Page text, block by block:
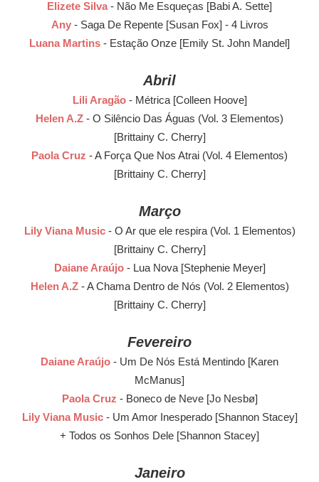
Elizete Silva - Não Me Esqueças [Babi A. Sette]
Any - Saga De Repente [Susan Fox] - 4 Livros
Luana Martins - Estação Onze [Emily St. John Mandel]
Abril
Lili Aragão - Métrica [Colleen Hoove]
Helen A.Z - O Silêncio Das Águas (Vol. 3 Elementos)
[Brittainy C. Cherry]
Paola Cruz - A Força Que Nos Atrai (Vol. 4 Elementos)
[Brittainy C. Cherry]
Março
Lily Viana Music - O Ar que ele respira (Vol. 1 Elementos)
[Brittainy C. Cherry]
Daiane Araújo - Lua Nova [Stephenie Meyer]
Helen A.Z - A Chama Dentro de Nós (Vol. 2 Elementos)
[Brittainy C. Cherry]
Fevereiro
Daiane Araújo - Um De Nós Está Mentindo [Karen
McManus]
Paola Cruz - Boneco de Neve [Jo Nesbø]
Lily Viana Music - Um Amor Inesperado [Shannon Stacey]
+ Todos os Sonhos Dele [Shannon Stacey]
Janeiro